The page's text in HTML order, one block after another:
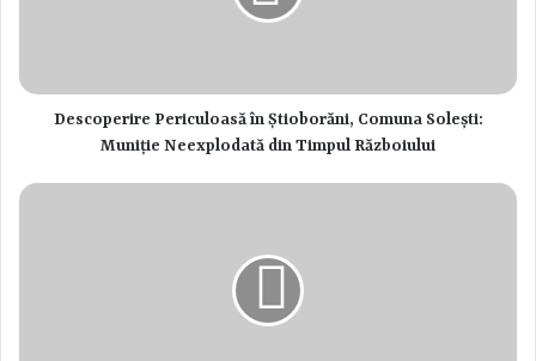
Descoperire Periculoasă în Știoborăni, Comuna Solești:
Muniție Neexplodată din Timpul Războiului